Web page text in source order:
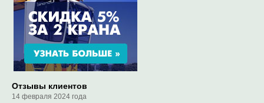
Отзывы клиентов
14 февраля 2024 года